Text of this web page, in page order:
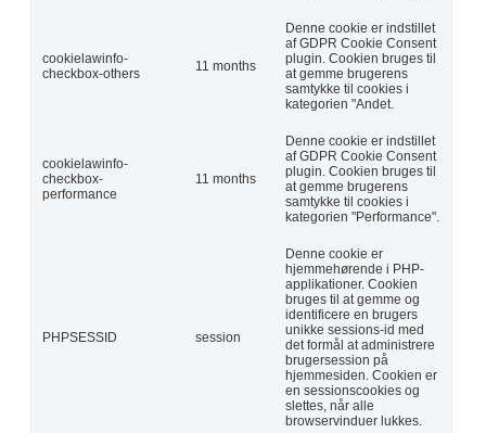
cookielawinfo-
checkbox-others
11 months
Denne cookie er indstillet
af GDPR Cookie Consent
plugin. Cookien bruges til
at gemme brugerens
samtykke til cookies i
kategorien "Andet.
cookielawinfo-
checkbox-
performance
11 months
Denne cookie er indstillet
af GDPR Cookie Consent
plugin. Cookien bruges til
at gemme brugerens
samtykke til cookies i
kategorien "Performance".
PHPSESSID session
Denne cookie er
hjemmehørende i PHP-
applikationer. Cookien
bruges til at gemme og
identificere en brugers
unikke sessions-id med
det formål at administrere
brugersession på
hjemmesiden. Cookien er
en sessionscookies og
slettes, når alle
browservinduer lukkes.